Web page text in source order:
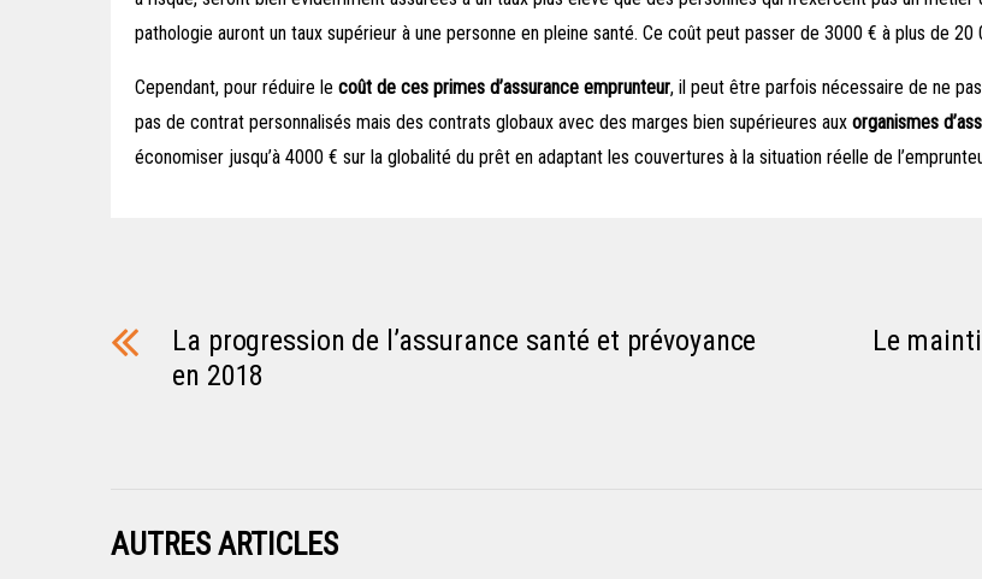
pathologie auront un taux supérieur à une personne en pleine santé. Ce coût peut passer de 3000 € à plus de
Cependant, pour réduire le coût de ces primes d’assurance emprunteur, il peut être parfois nécessaire de ne
pas de contrat personnalisés mais des contrats globaux avec des marges bien supérieures aux organismes
économiser jusqu’à 4000 € sur la globalité du prêt en adaptant les couvertures à la situation réelle de
La progression de l’assurance santé et prévoyance
en 2018
Le
AUTRES ARTICLES